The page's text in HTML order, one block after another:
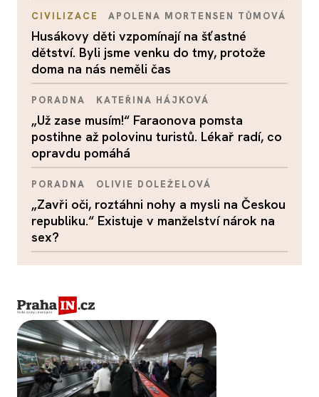
CIVILIZACE APOLENA MORTENSEN TŮMOVÁ
Husákovy děti vzpomínají na šťastné
dětství. Byli jsme venku do tmy, protože
doma na nás neměli čas
PORADNA KATEŘINA HÁJKOVÁ
„Už zase musím!“ Faraonova pomsta
postihne až polovinu turistů. Lékař radí, co
opravdu pomáhá
PORADNA OLIVIE DOLEŽELOVÁ
„Zavři oči, roztáhni nohy a mysli na Českou
republiku.“ Existuje v manželství nárok na
sex?